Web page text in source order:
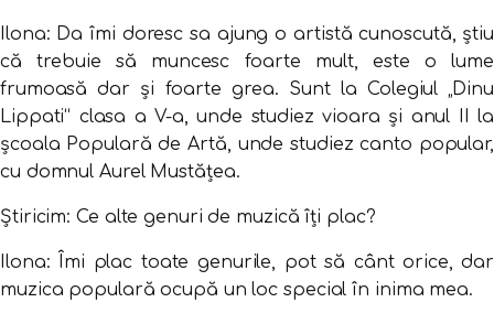
Ilona: Da îmi doresc sa ajung o artistă cunoscută, știu
că trebuie să muncesc foarte mult, este o lume
frumoasă dar și foarte grea. Sunt la Colegiul „Dinu
Lippati“ clasa a V-a, unde studiez vioara și anul II la
școala Populară de Artă, unde studiez canto popular,
cu domnul Aurel Mustățea.
Știricim: Ce alte genuri de muzică îți plac?
Ilona: Îmi plac toate genurile, pot să cânt orice, dar
muzica populară ocupă un loc special în inima mea.